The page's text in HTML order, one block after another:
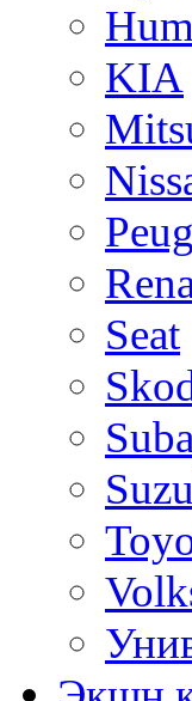
KIA
Seat